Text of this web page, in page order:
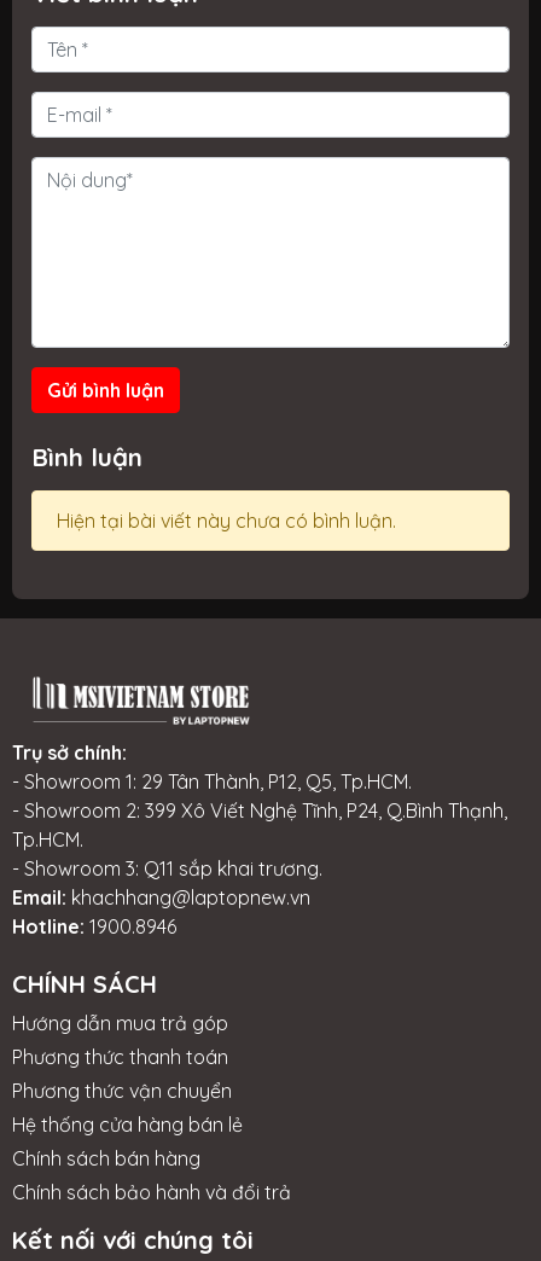
Gửi bình luận
Bình luận
Hiện tại bài viết này chưa có bình luận.
Trụ sở chính:
- Showroom 1: 29 Tân Thành, P12, Q5, Tp.HCM.
- Showroom 2: 399 Xô Viết Nghệ Tĩnh, P24, Q.Bình Thạnh,
Tp.HCM.
- Showroom 3: Q11 sắp khai trương.
Email: khachhang@laptopnew.vn
Hotline: 1900.8946
CHÍNH SÁCH
Hướng dẫn mua trả góp
Phương thức thanh toán
Phương thức vận chuyển
Hệ thống cửa hàng bán lẻ
Chính sách bán hàng
Chính sách bảo hành và đổi trả
Kết nối với chúng tôi